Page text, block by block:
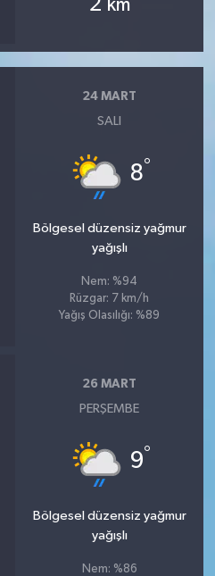
km
24 MART
SALI
8°
Bölgesel düzensiz yağmur
yağışlı
Nem: %94
Rüzgar: 7 km/h
Yağış Olasılığı: %89
26 MART
PERŞEMBE
9°
Bölgesel düzensiz yağmur
yağışlı
Nem: %86